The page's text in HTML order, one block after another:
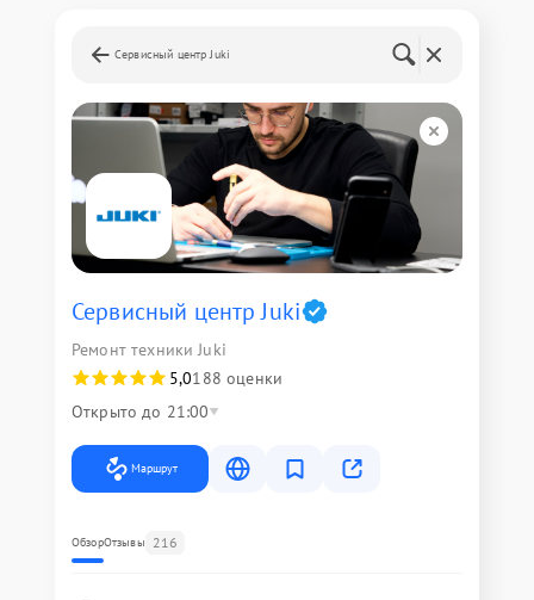
Сервисный центр Juki
Сервисный центр Juki
Ремонт техники Juki
5,0188 оценки
Открыто до 21:00
Маршрут
ОбзорОтзывы 216